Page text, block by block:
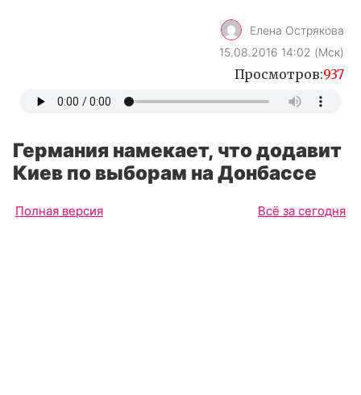
Елена Острякова
15.08.2016 14:02 (Мск)
Просмотров:937
Германия намекает, что додавит
Киев по выборам на Донбассе
Полная версия Всё за сегодня